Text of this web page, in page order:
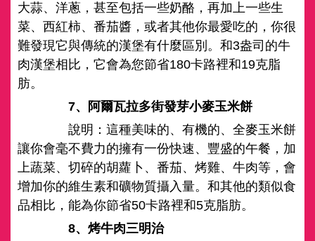
大蒜、洋蔥，甚至包括一些奶酪，再加上一些生
菜、西紅柿、番茄醬，或者其他你最愛吃的，你很
難發現它與傳統的漢堡有什麼區別。和3盎司的牛
肉漢堡相比，它會為您節省180卡路裡和19克脂
肪。
7、阿爾瓦拉多街發芽小麥玉米餅
說明：這種美味的、有機的、全麥玉米餅
讓你會毫不費力的擁有一份快速、豐盛的午餐，加
上蔬菜、切碎的胡蘿卜、番茄、烤雞、牛肉等，會
增加你的維生素和礦物質攝入量。和其他的類似食
品相比，能為你節省50卡路裡和5克脂肪。
8、烤牛肉三明治